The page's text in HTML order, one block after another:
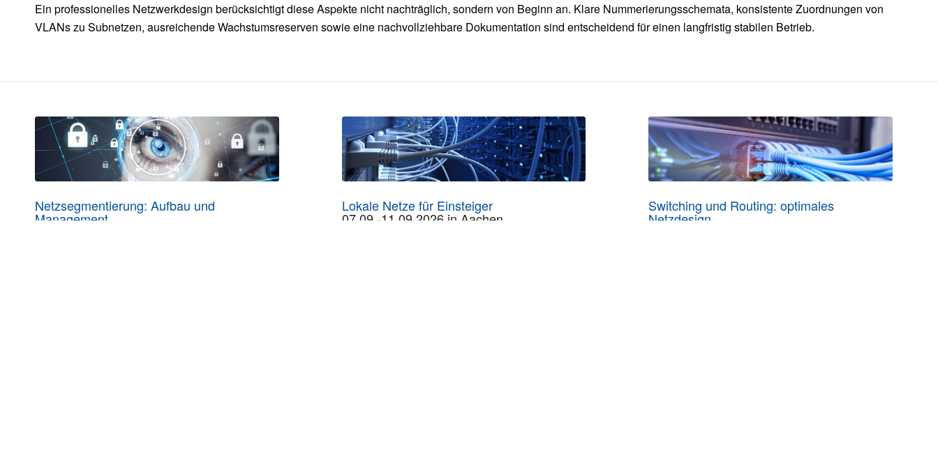
Ein professionelles Netzwerkdesign berücksichtigt diese Aspekte nicht nachträglich, sondern von Beginn an. Klare Nummerierungsschemata, konsistente Zuordnungen von
VLANs zu Subnetzen, ausreichende Wachstumsreserven sowie eine nachvollziehbare Dokumentation sind entscheidend für einen langfristig stabilen Betrieb.
Netzsegmentierung: Aufbau und
Management
Lokale Netze für Einsteiger
07.09.-11.09.2026 in Aachen
Switching und Routing: optimales
Netzdesign